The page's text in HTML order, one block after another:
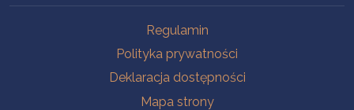
Regulamin
Polityka prywatności
Deklaracja dostępności
Mapa strony